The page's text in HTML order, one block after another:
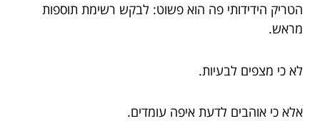
הטריק הידידותי פה הוא פשוט: לבקש רשימת תוספות
מראש.
לא כי מצפים לבעיות.
אלא כי אוהבים לדעת איפה עומדים.